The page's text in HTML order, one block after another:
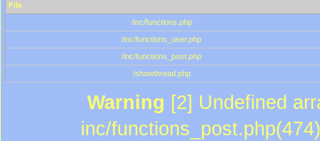
File
/inc/functions.php
/inc/functions_user.php
/inc/functions_post.php
/showthread.php
Warning [2] Undefined
inc/